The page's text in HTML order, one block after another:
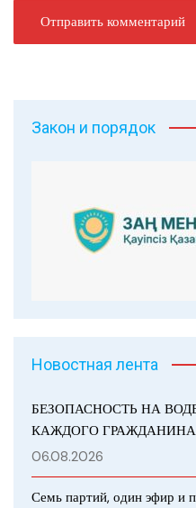
Закон и порядок
Новостная лента
БЕЗОПАСНОСТЬ НА
КАЖДОГО ГРАЖДАНИНА
06.08.2026
Семь партий, один эфир и